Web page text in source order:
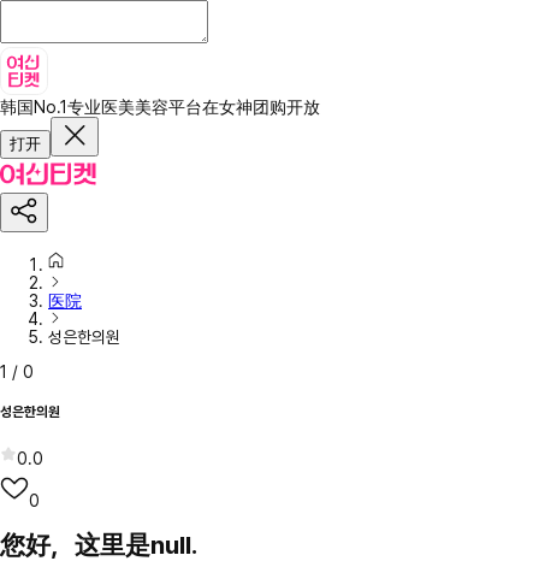
韩国No.1专业医美美容平台在女神团购开放
打开
医院
성은한의원
1 / 0
성은한의원
0.0
0
您好，这里是null.